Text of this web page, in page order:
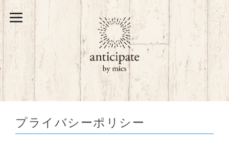
プライバシーポリシー